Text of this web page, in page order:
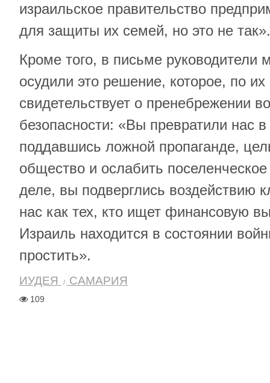
израильское правительство
для защиты их семей, но это не так».
Кроме того, в письме руководители
осудили это решение, которое, по
свидетельствует о пренебрежении
безопасности: «Вы превратили нас
поддавшись ложной пропаганде,
общество и ослабить
деле, вы подверглись воздействию
нас как тех, кто ищет финансовую
Израиль находится в состоянии
простить».
ИУДЕЯ САМАРИЯ
109